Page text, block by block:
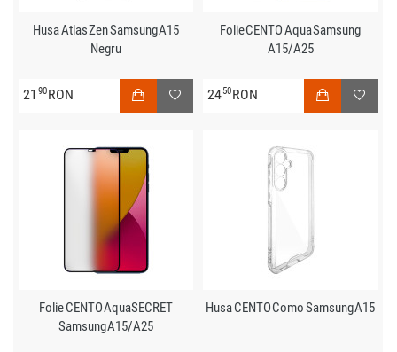
Husa Atlas Zen Samsung A15
Negru
21 90RON
Folie CENTO Aqua Samsung
A15/A25
2450RON
Folie CENTO AquaSECRET
Samsung A15/A25
Husa CENTO Como Samsung A15